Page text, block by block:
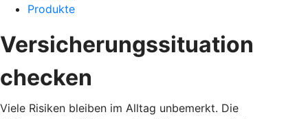
Produkte
Versicherungssituation
checken
Viele Risiken bleiben im Alltag unbemerkt. Die